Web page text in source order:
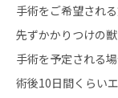
手術をご希望され
先ずかかりつけの
手術を予定される
術後10日間くらい